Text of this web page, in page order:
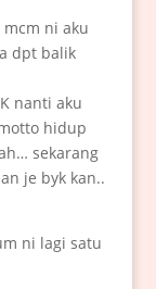
ni aku
dpt balik
nanti aku
hidup
sekarang
je byk kan..
ni lagi satu